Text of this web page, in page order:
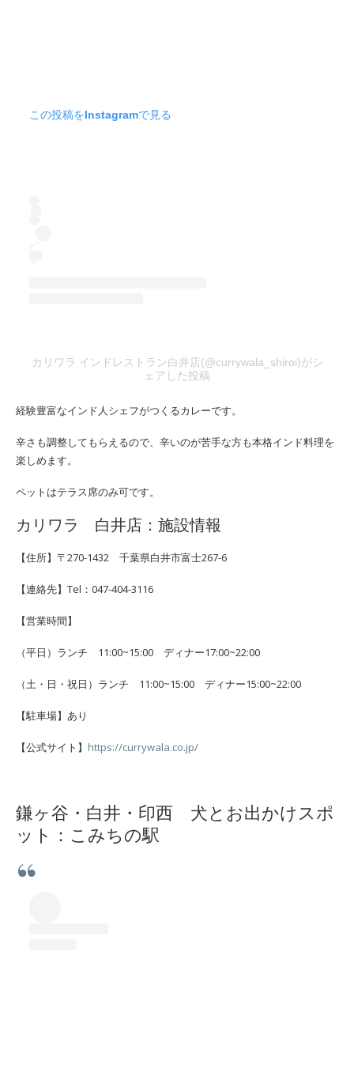
この投稿をInstagramで見る
カリワラ インドレストラン白井店(@currywala_shiroi)がシ
ェアした投稿
経験豊富なインド人シェフがつくるカレーです。
辛さも調整してもらえるので、辛いのが苦手な方も本格インド料理を
楽しめます。
ペットはテラス席のみ可です。
カリワラ 白井店：施設情報
【住所】〒270-1432 千葉県白井市富士267-6
【連絡先】Tel：047-404-3116
【営業時間】
（平日）ランチ 11:00~15:00 ディナー17:00~22:00
（土・日・祝日）ランチ 11:00~15:00 ディナー15:00~22:00
【駐車場】あり
【公式サイト】 https://currywala.co.jp/
鎌ヶ谷・白井・印西 犬とお出かけスポ
ット：こみちの駅